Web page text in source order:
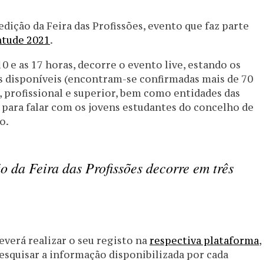
da Feira das Profissões, evento que faz parte
2021.
e as 17 horas, decorre o evento live, estando os
disponíveis (encontram-se confirmadas mais de 70
profissional e superior, bem como entidades das
falar com os jovens estudantes do concelho de
da Feira das Profissões decorre em três
realizar o seu registo narespectiva plataforma,
a informação disponibilizada por cada